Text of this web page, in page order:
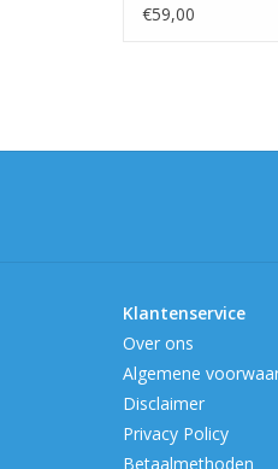
€59,00
Klantenservice
Over ons
Algemene
Disclaimer
Privacy Policy
Betaalmethoden